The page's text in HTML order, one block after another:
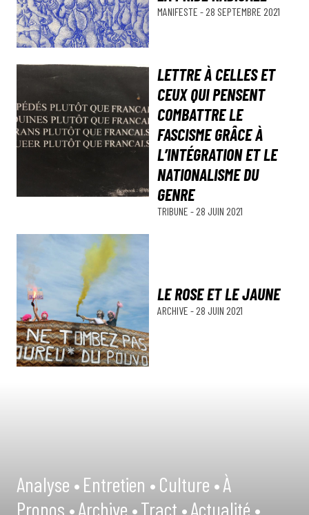
MANIFESTE - 28 SEPTEMBRE 2021
LETTRE À CELLES ET
CEUX QUI PENSENT
COMBATTRE LE
FASCISME GRÂCE À
L’INTÉGRATION ET LE
NATIONALISME DU
GENRE
TRIBUNE - 28 JUIN 2021
LE ROSE ET LE JAUNE
ARCHIVE - 28 JUIN 2021
Analyse •Entretien •Culture •À
Propos •Archive •Tract •Actualité •